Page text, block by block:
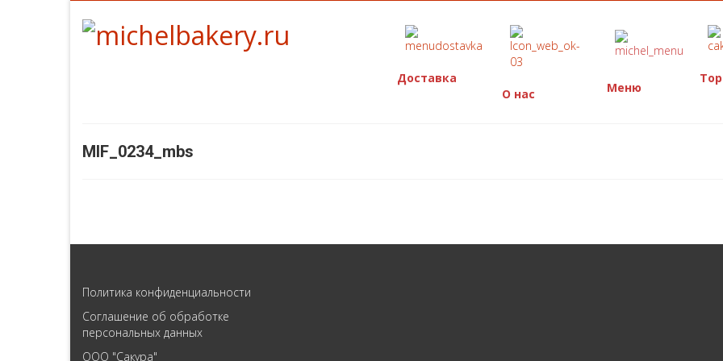
Доставка
О нас
Меню
MIF_0234_mbs
Политика конфиденциальности
Соглашение об обработке
персональных данных
ООО "Сакура"